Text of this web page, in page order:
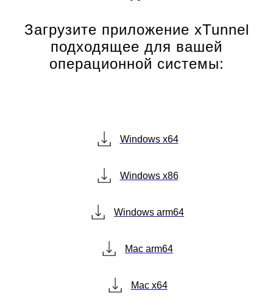
Загрузите приложение xTunnel
подходящее для вашей
операционной системы:
Windows x64
Windows x86
Windows arm64
Mac arm64
Mac x64